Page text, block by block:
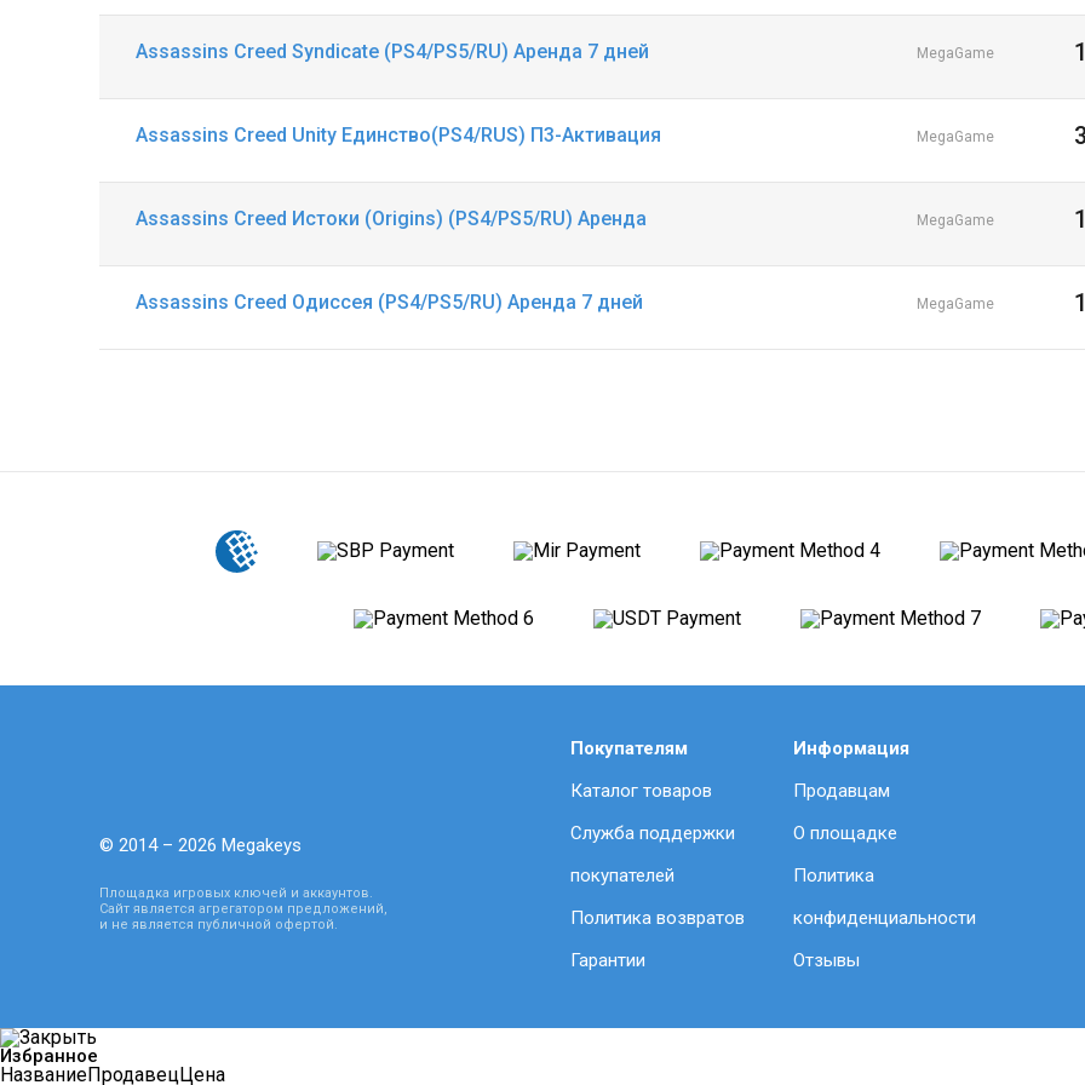
Assassins Creed Syndicate (PS4/PS5/RU) Аренда 7 дней MegaGame
Assassins Creed Unity Единство(PS4/RUS) П3-Активация MegaGame
Assassins Creed Истоки (Origins) (PS4/PS5/RU) Аренда MegaGame
Assassins Creed Одиссея (PS4/PS5/RU) Аренда 7 дней MegaGame
© 2014 – 2026 Megakeys
Площадка игровых ключей и аккаунтов.
Сайт является агрегатором предложений,
и не является публичной офертой.
Покупателям
Каталог товаров
Служба поддержки
покупателей
Политика возвратов
Гарантии
Информация
Продавцам
О площадке
Политика
конфиденциальности
Отзывы
Избранное
НазваниеПродавецЦена